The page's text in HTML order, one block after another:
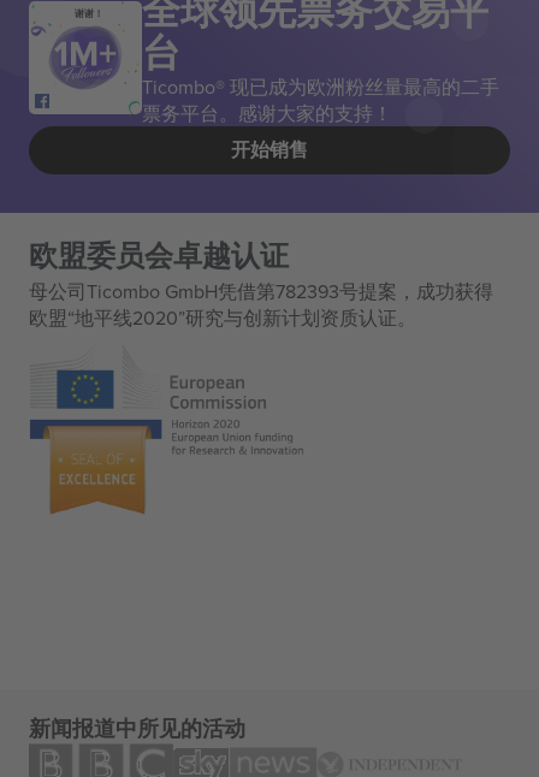
谢谢！
台
Ticombo® 现已成为欧洲粉丝量最高的二手
票务平台。感谢大家的支持！
开始销售
欧盟委员会卓越认证
母公司Ticombo GmbH凭借第782393号提案，成功获得
欧盟“地平线2020”研究与创新计划资质认证。
新闻报道中所见的活动